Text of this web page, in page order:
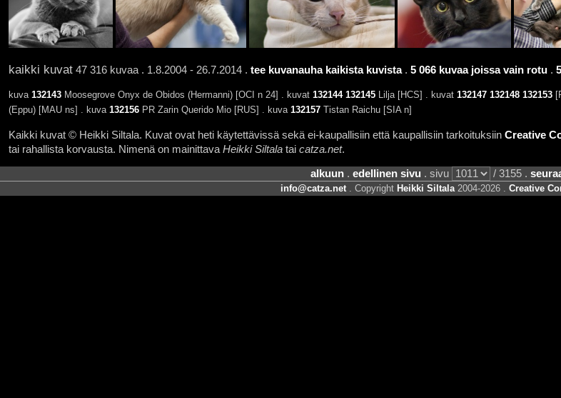
kaikki kuvat47 316 kuvaa . 1.8.2004 - 26.7.2014 . tee kuvanauha kaikista kuvista. 5 066 kuvaa joissa vain rotu.
kuva 132143Moosegrove Onyx de Obidos (Hermanni) [OCI n 24] . kuvat 132144 132145Lilja [HCS] . kuvat 132147 132148 132153
(Eppu) [MAU ns] . kuva 132156PR Zarin Querido Mio [RUS] . kuva 132157Tistan Raichu [SIA n]
Kaikki kuvat © Heikki Siltala. Kuvat ovat heti käytettävissä sekä ei-kaupallisiin että kaupallisiin tarkoituksiin Creative
tai rahallista korvausta. Nimenä on mainittava Heikki Siltalatai catza.net.
alkuun . edellinen sivu . sivu / 3155 .
info@catza.net. Copyright Heikki Siltala2004-2026 . Creative